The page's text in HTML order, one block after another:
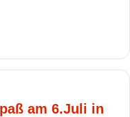
am 6.Juli in